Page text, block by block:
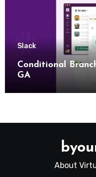
Slack
Conditional
GA
About